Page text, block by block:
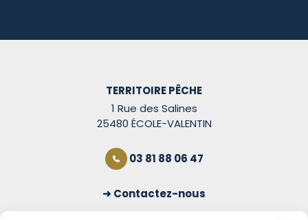
TERRITOIRE PÊCHE
1 Rue des Salines
25480 ÉCOLE-VALENTIN
03 81 88 06 47
Contactez-nous